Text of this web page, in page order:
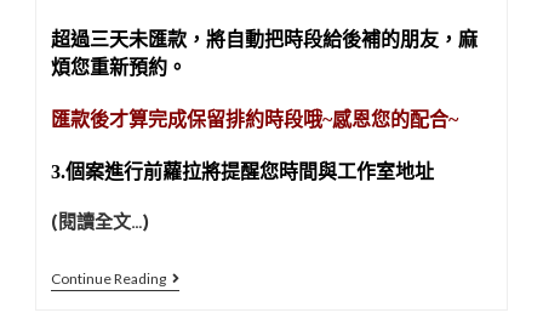
記
憶
的
爸
超過三天未匯款，將自動把時段給後補的朋友，麻
煩您重新預約 。
匯款後才算完成保留排約時段哦~感恩您的配合~
3.個案進行前蘿拉將提醒您時間與工作室地址
(閱讀全文…)
Continue Reading
預